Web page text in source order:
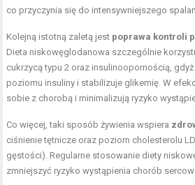
co przyczynia się do intensywniejszego
Kolejną istotną zaletą jest poprawa kontroli
Dieta niskowęglodanowa szczególnie
cukrzycą typu 2 oraz insulinoopornością,
poziomu insuliny i stabilizuje glikemię. W
sobie z chorobą i minimalizują ryzyko
Co więcej, taki sposób żywienia wspiera
ciśnienie tętnicze oraz poziom cholesterolu
gęstości). Regularne stosowanie diety
zmniejszyć ryzyko wystąpienia chorób